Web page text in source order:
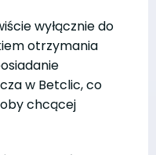
wyłącznie do
otrzymania
w Betclic, co
chcącej